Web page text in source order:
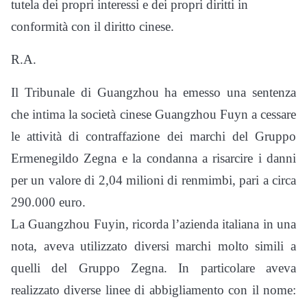
tutela dei propri interessi e dei propri diritti in
conformità con il diritto cinese.
R.A.
Il Tribunale di Guangzhou ha emesso una sentenza
che intima la società cinese Guangzhou Fuyn a cessare
le attività di contraffazione dei marchi del Gruppo
Ermenegildo Zegna e la condanna a risarcire i danni
per un valore di 2,04 milioni di renmimbi, pari a circa
290.000 euro.
La Guangzhou Fuyin, ricorda l’azienda italiana in una
nota, aveva utilizzato diversi marchi molto simili a
quelli del Gruppo Zegna. In particolare aveva
realizzato diverse linee di abbigliamento con il nome: